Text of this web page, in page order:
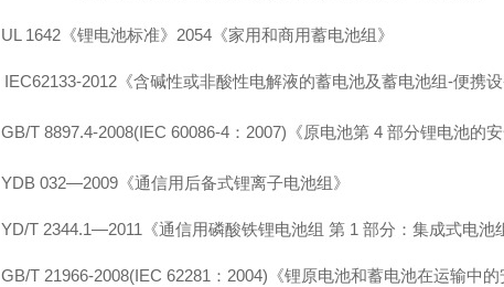
UL 1642《锂电池标准》2054《家用和商用蓄电池组》
IEC62133-2012《含碱性或非酸性电解液的蓄电池及蓄电池组-便携
GB/T 8897.4-2008(IEC 60086-4：2007) 《原电池第 4 部分锂电池的安
YDB 032—2009《通信用后备式锂离子电池组》
YD/T 2344.1—2011《通信用磷酸铁锂电池组 第 1 部分：集成式电池
GB/T 21966-2008(IEC 62281：2004)《锂原电池和蓄电池在运输中的